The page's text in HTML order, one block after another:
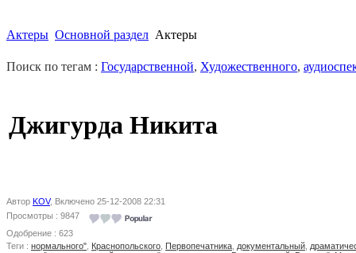
Актеры Основной раздел Актеры
Поиск по тегам : Государственной, Художественного,
Джигурда Никита
Автор KOV, Включено 25-12-2008 22:31
Просмотры : 9847
Одобрение : 623
Теги : нормального" Краснопольского Первопечатника документальный